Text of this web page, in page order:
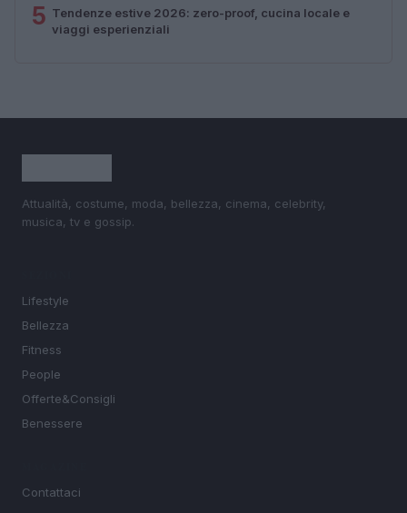
5 Tendenze estive 2026: zero-proof, cucina locale e
viaggi esperienziali
Attualità, costume, moda, bellezza, cinema, celebrity,
musica, tv e gossip.
Lifestyle
Bellezza
Fitness
People
Offerte&Consigli
Benessere
Contattaci